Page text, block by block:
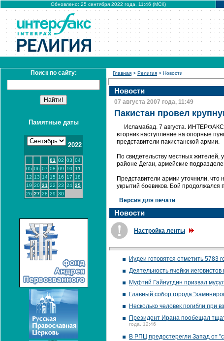
Обновлено: 25 сентября 2022 года, 11:46 (МСК)
Поиск по сайту:
Памятные даты
2022
01 02 03 04
05 06 07 08 09 10
11
12 13 14 15 16 17
18
19 20 21 22 23 24 25
26 27 28 29 30
Главная > Религия > Новости
Новости
07 августа 2007 года, 11:49
Пакистан провел
Исламабад. 7 августа. ИНТЕРФАКС
вторник наступление на опорные
представители пакистанской армии.
По свидетельству местных
районе Деган, армейские
Представители армии уточнили,
укрытий боевиков. Бой продолжался
Версия для печати
Новости
Настройка ленты
Иудеи готовятся отметить 5783
Деятельность ячейки
Муфтий Гайнутдин призвал
Главный собор города
Несколько человек погибли при
Президент Ирана пообещал
года, 12:46
В РПЦ предостерегли Запад от